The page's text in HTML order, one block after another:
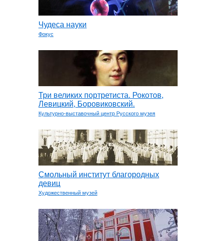
Чудеса науки
Фокус
Три великих портретиста. Рокотов,
Левицкий, Боровиковский.
Культурно-выставочный центр Русского музея
Смольный институт благородных
девиц
Художественный музей